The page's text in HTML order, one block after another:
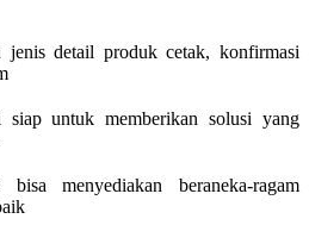
jenis detail produk cetak, konfirmasi
untuk memberikan solusi yang
menyediakan beraneka-ragam